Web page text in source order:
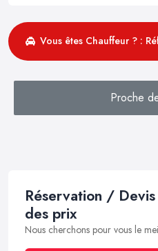
Vous êtes Chauffeur ? :
Proche
Réservation /
des prix
Nous cherchons pour vous le